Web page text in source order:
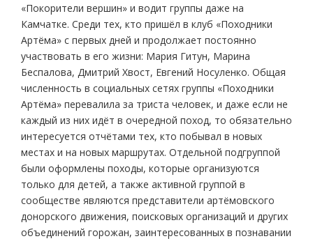
«Покорители вершин» и водит группы даже на
Камчатке. Среди тех, кто пришёл в клуб «Походники
Артёма» с первых дней и продолжает постоянно
участвовать в его жизни: Мария Гитун, Марина
Беспалова, Дмитрий Хвост, Евгений Носуленко. Общая
численность в социальных сетях группы «Походники
Артёма» перевалила за триста человек, и даже если не
каждый из них идёт в очередной поход, то обязательно
интересуется отчётами тех, кто побывал в новых
местах и на новых маршрутах. Отдельной подгруппой
были оформлены походы, которые организуются
только для детей, а также активной группой в
сообществе являются представители артёмовского
донорского движения, поисковых организаций и других
объединений горожан, заинтересованных в познавании